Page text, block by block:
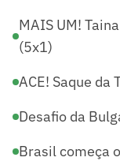
MAIS UM!
(5x1)
ACE! Saque da
Desafio da
Brasil começa